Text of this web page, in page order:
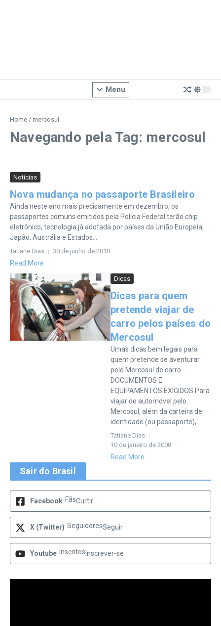
Menu
Home / mercosul
Navegando pela Tag: mercosul
Notícias
Nova mudança no passaporte Brasileiro
Ainda neste ano mais precisamente em dezembro, os
passaportes comuns emitidos pela Polícia Federal terão chip
eletrônico, tecnologia já adotada por países da União Europeia,
Japão, Austrália e Estados...
Tatiane Dias 30 de junho de 2010
Read More
Dicas
Dicas para quem
pretende viajar de
carro pelos países do
Mercosul
Umas dicas bem legais para
quem pretende se aventurar
pelo Mercosul de carro.
DOCUMENTOS E
EQUIPAMENTOS EXIGIDOS Para
viajar de automóvel pelo
Mercosul, além da carteira de
identidade (ou passaporte),...
Tatiane Dias
10 de janeiro de 2008
Read More
Sair do Brasil
Facebook FãsCurtir
X (Twitter) SeguidoresSeguir
Youtube Inscritos Inscrever-se